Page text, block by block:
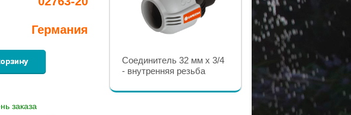
Германия
заказа
Соединитель 25 мм x 1 -
внутренняя резьба
Соединитель 32 мм x 3/4
- внутренняя резьба